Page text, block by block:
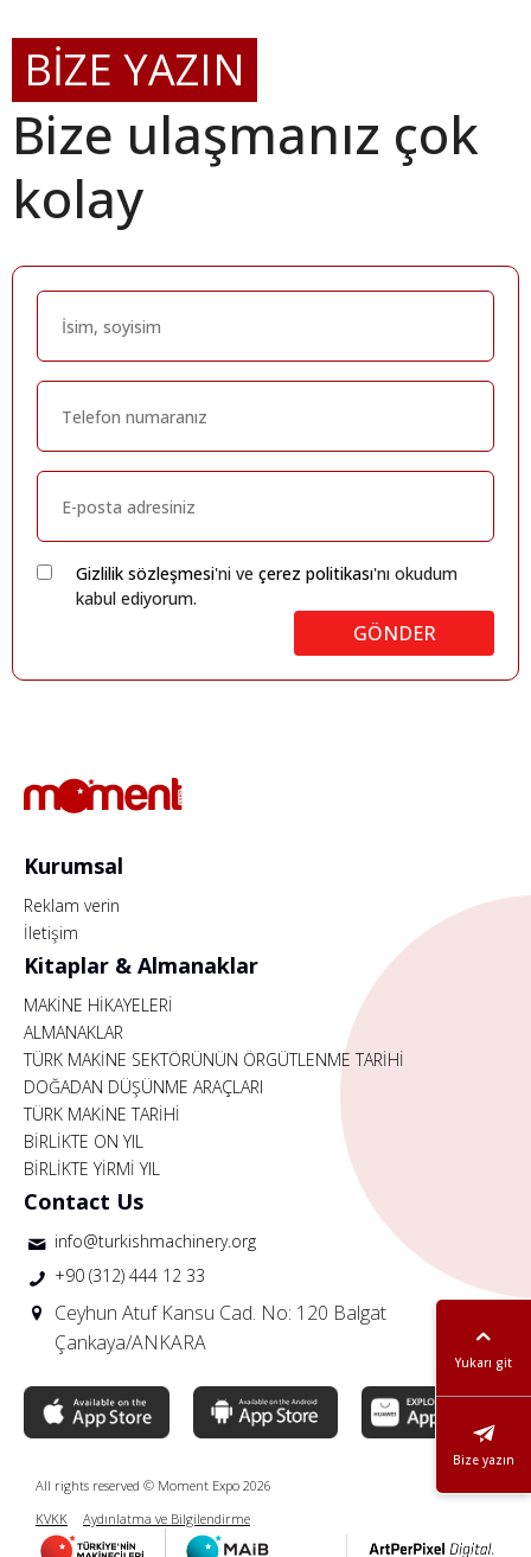
BİZE YAZIN
Bize ulaşmanız çok
kolay
Gizlilik sözleşmesi'ni ve çerez politikası'nı okudum
kabul ediyorum.
GÖNDER
Yukarı git
Bize yazın
Kurumsal
Reklam verin
İletişim
Kitaplar & Almanaklar
MAKİNE HİKAYELERİ
ALMANAKLAR
TÜRK MAKİNE SEKTÖRÜNÜN ÖRGÜTLENME TARİHİ
DOĞADAN DÜŞÜNME ARAÇLARI
TÜRK MAKİNE TARİHİ
BİRLİKTE ON YIL
BİRLİKTE YİRMİ YIL
Contact Us
info@turkishmachinery.org
+90 (312) 444 12 33
Ceyhun Atuf Kansu Cad. No: 120 Balgat
Çankaya/ANKARA
All rights reserved © Moment Expo 2026
KVKK
Aydınlatma ve Bilgilendirme